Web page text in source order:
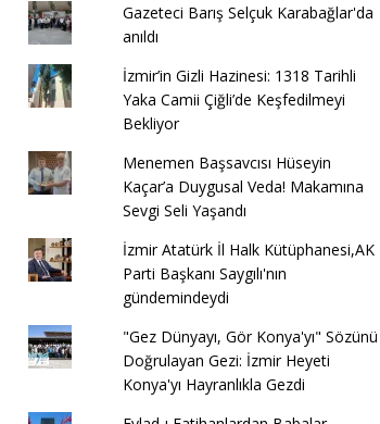
Gazeteci Barış Selçuk Karabağlar'da
anıldı
İzmir’in Gizli Hazinesi: 1318 Tarihli
Yaka Camii Çiğli’de Keşfedilmeyi
Bekliyor
Menemen Başsavcısı Hüseyin
Kaçar’a Duygusal Veda! Makamına
Sevgi Seli Yaşandı
İzmir Atatürk İl Halk Kütüphanesi,AK
Parti Başkanı Saygılı'nın
gündemindeydi
"Gez Dünyayı, Gör Konya'yı" Sözünü
Doğrulayan Gezi: İzmir Heyeti
Konya'yı Hayranlıkla Gezdi